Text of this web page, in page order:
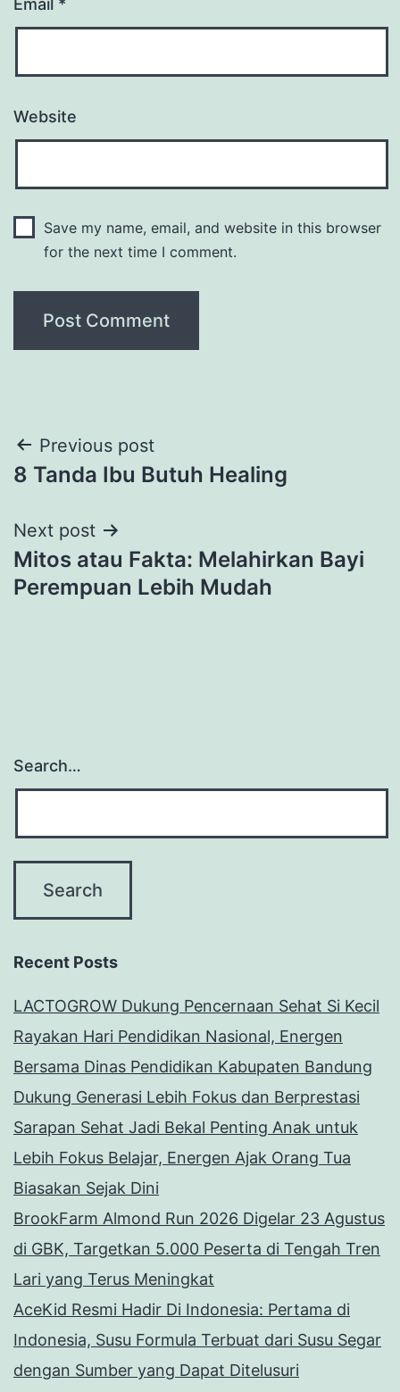
Website
Save my name, email, and website in this browser
for the next time I comment.
Post
navigation
Previous post
8 Tanda Ibu Butuh Healing
Next post
Mitos atau Fakta: Melahirkan Bayi
Perempuan Lebih Mudah
Search…
Recent Posts
LACTOGROW Dukung Pencernaan Sehat Si Kecil
Rayakan Hari Pendidikan Nasional, Energen
Bersama Dinas Pendidikan Kabupaten Bandung
Dukung Generasi Lebih Fokus dan Berprestasi
Sarapan Sehat Jadi Bekal Penting Anak untuk
Lebih Fokus Belajar, Energen Ajak Orang Tua
Biasakan Sejak Dini
BrookFarm Almond Run 2026 Digelar 23 Agustus
di GBK, Targetkan 5.000 Peserta di Tengah Tren
Lari yang Terus Meningkat
AceKid Resmi Hadir Di Indonesia: Pertama di
Indonesia, Susu Formula Terbuat dari Susu Segar
dengan Sumber yang Dapat Ditelusuri